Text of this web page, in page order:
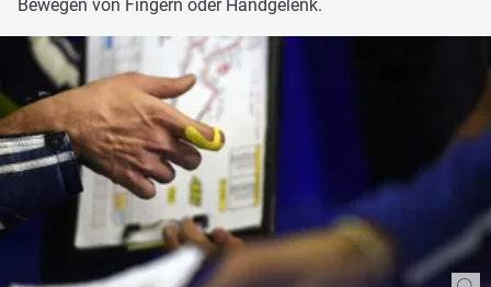
Bewegen von Fingern oder Handgelenk.